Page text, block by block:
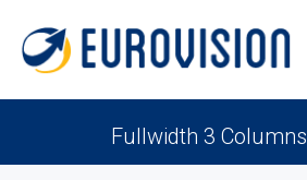
Fullwidth 3 Columns